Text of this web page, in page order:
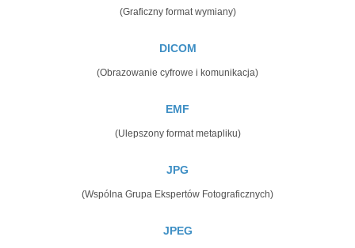
(Graficzny format wymiany)
DICOM
(Obrazowanie cyfrowe i komunikacja)
EMF
(Ulepszony format metapliku)
JPG
(Wspólna Grupa Ekspertów Fotograficznych)
JPEG